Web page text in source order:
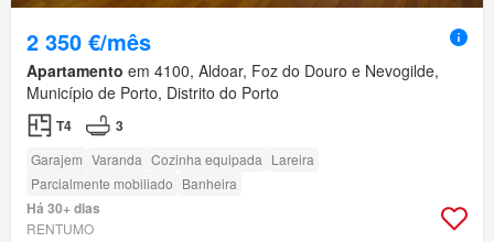
2 350 €/mês
Apartamento em 4100, Aldoar, Foz do Douro e Nevogilde,
Município de Porto, Distrito do Porto
T4 3
Garajem Varanda Cozinha equipada Lareira
Parcialmente mobiliado Banheira
Há 30+ dias
RENTUMO